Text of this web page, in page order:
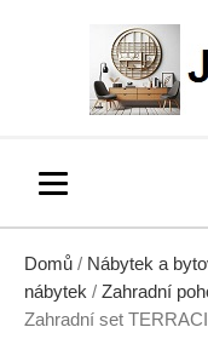
Domů / Nábytek a
nábytek / Zahradní
Zahradní set